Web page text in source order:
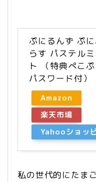
ぷにるんず ぷ
らす パステル
ト （特典ぺこぷ
パスワード付）
Amazon
楽天市場
Yahooショッ
私の世代的にたま